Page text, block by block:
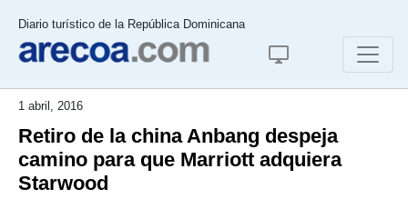
Diario turístico de la República Dominicana
1 abril, 2016
Retiro de la china Anbang despeja
camino para que Marriott adquiera
Starwood